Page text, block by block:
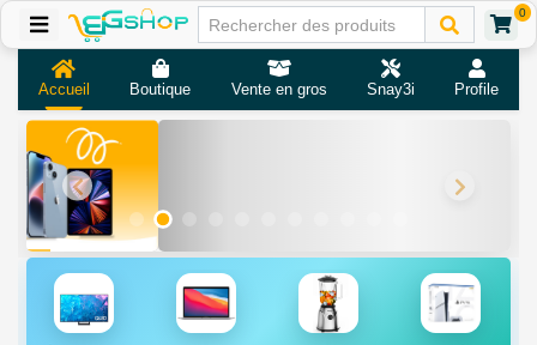
0
Accueil Boutique Vente en gros Snay3i Profile